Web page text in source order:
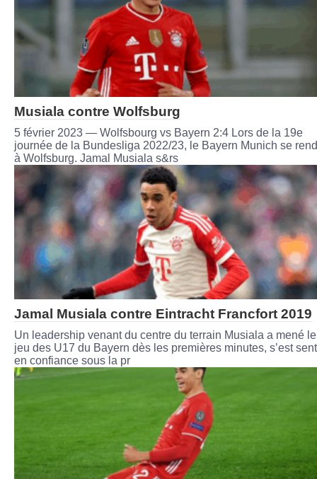
Musiala contre Wolfsburg
5 février 2023 — Wolfsbourg vs Bayern 2:4 Lors de la 19e
journée de la Bundesliga 2022/23, le Bayern Munich se
à Wolfsburg. Jamal Musiala s&rs
Jamal Musiala contre Eintracht Francfort 2019
Un leadership venant du centre du terrain Musiala a mené le
jeu des U17 du Bayern dès les premières minutes, s’est
en confiance sous la pr